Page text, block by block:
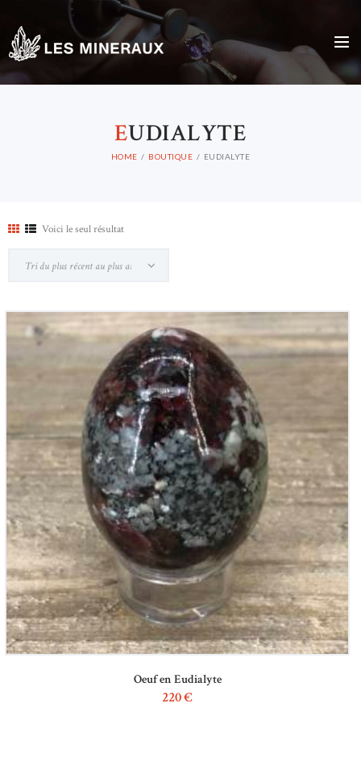
EUDIALYTE
HOME BOUTIQUE EUDIALYTE
Voici le seul résultat
Oeuf en Eudialyte
220€